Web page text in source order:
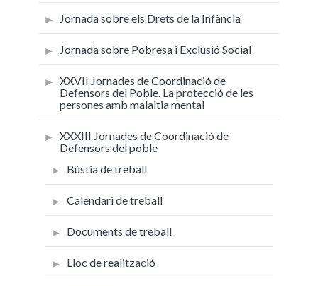
Jornada sobre els Drets de la Infància
Jornada sobre Pobresa i Exclusió Social
XXVII Jornades de Coordinació de
Defensors del Poble. La protecció de les
persones amb malaltia mental
XXXIII Jornades de Coordinació de
Defensors del poble
Bùstia de treball
Calendari de treball
Documents de treball
Lloc de realització